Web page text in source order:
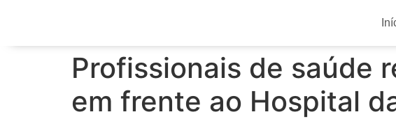
Profissionais de saúde
em frente ao Hospital